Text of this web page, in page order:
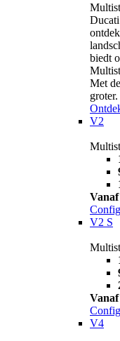
biedt
Met
groter.
V2
Vanaf
V2 S
Vanaf
V4